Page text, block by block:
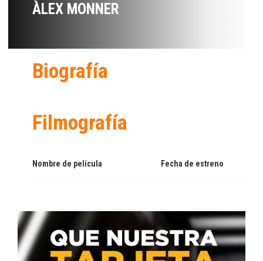
ÀLEX MONNER
Biografía
Filmografía
Nombre de película Fecha de estreno